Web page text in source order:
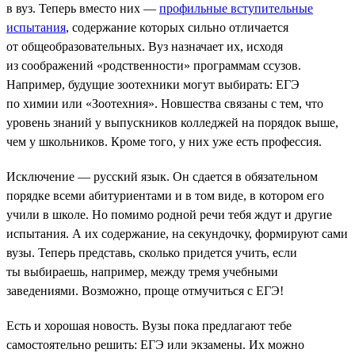
в вуз. Теперь вместо них — профильные вступительные
испытания, содержание которых сильно отличается
от общеобразовательных. Вуз назначает их, исходя
из соображений «родственности» программам ссузов.
Например, будущие зоотехники могут выбирать: ЕГЭ
по химии или «Зоотехния». Новшества связаны с тем, что
уровень знаний у выпускников колледжей на порядок выше,
чем у школьников. Кроме того, у них уже есть профессия.
Исключение — русский язык. Он сдается в обязательном
порядке всеми абитуриентами и в том виде, в котором его
учили в школе. Но помимо родной речи тебя ждут и другие
испытания. А их содержание, на секундочку, формируют сами
вузы. Теперь представь, сколько придется учить, если
ты выбираешь, например, между тремя учебными
заведениями. Возможно, проще отмучиться с ЕГЭ!
Есть и хорошая новость. Вузы пока предлагают тебе
самостоятельно решить: ЕГЭ или экзамены. Их можно